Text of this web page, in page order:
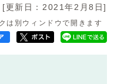
[更新日：2021年2月8日]
は別ウィンドウで開きます